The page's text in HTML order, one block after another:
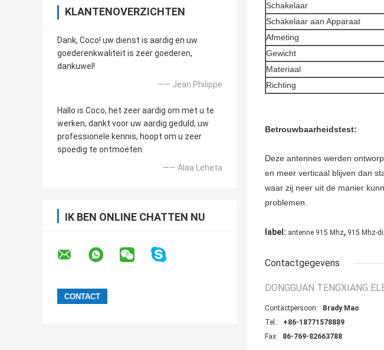
KLANTENOVERZICHTEN
Dank, Coco! uw dienst is aardig en uw
goederenkwaliteit is zeer goederen,
dankuwel!
—— Jean Philippe
Hallo is Coco, het zeer aardig om met u te
werken, dankt voor uw aardig geduld, uw
professionele kennis, hoopt om u zeer
spoedig te ontmoeten.
—— Alaa Leheta
IK BEN ONLINE CHATTEN NU
Schakelaar
Schakelaar aan Apparaat
Afmeting
Gewicht
Materiaal
Richting
Betrouwbaarheidstest:
Deze antennes werden
en meer verticaal blijven dan
waar zij neer uit de manier
problemen.
label: antenne 915 Mhz, 915 Mhz-
Contactgegevens
DONGGUAN TENGXIANG
Contactpersoon:
Brady Mao
Tel.:
+86-18771578889
Fax:
86-769-82663788